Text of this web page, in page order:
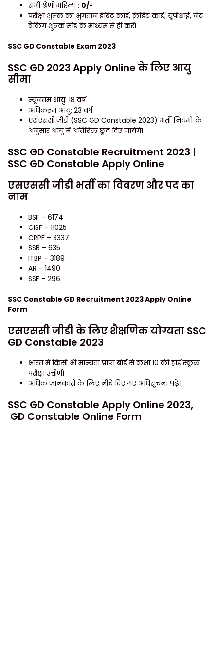
सभी श्रेणी महिला : 0/-
परीक्षा शुल्क का भुगतान डेबिट कार्ड, क्रेडिट कार्ड, यूपीआई, नेट
बैंकिंग शुल्क मोड के माध्यम से ही करें।
SSC GD Constable Exam 2023
SSC GD 2023 Apply Online के लिए आयु
सीमा
न्यूनतम आयु: 18 वर्ष
अधिकतम आयु: 23 वर्ष
एसएससी जीडी (SSC GD Constable 2023) भर्ती नियमों के
अनुसार आयु में अतिरिक्त छूट दिए जायेंगें।
SSC GD Constable Recruitment 2023 |
SSC GD Constable Apply Online
एसएससी जीडी भर्ती का विवरण और पद का
नाम
BSF – 6174
CISF – 11025
CRPF – 3337
SSB – 635
ITBP – 3189
AR – 1490
SSF – 296
SSC Constable GD Recruitment 2023 Apply Online
Form
एसएससी जीडी के लिए शैक्षणिक योग्यता SSC
GD Constable 2023
भारत में किसी भी मान्यता प्राप्त बोर्ड से कक्षा 10 की हाई स्कूल
परीक्षा उत्तीर्ण।
अधिक जानकारी के लिए नीचे दिए गए अधिसूचना पढ़ें।
SSC GD Constable Apply Online 2023,
GD Constable Online Form